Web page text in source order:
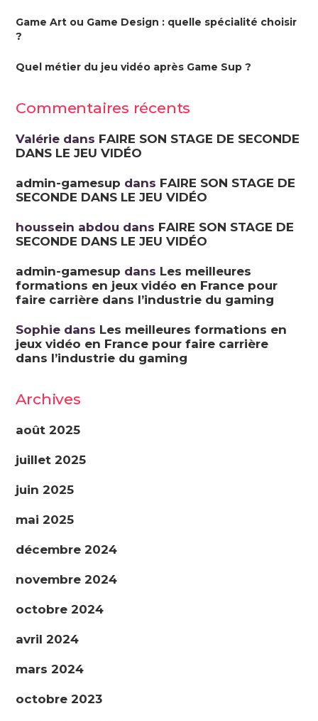
Game Art ou Game Design : quelle spécialité choisir
?
Quel métier du jeu vidéo après Game Sup ?
Commentaires récents
Valérie dans FAIRE SON STAGE DE SECONDE
DANS LE JEU VIDÉO
admin-gamesup dans FAIRE SON STAGE DE
SECONDE DANS LE JEU VIDÉO
houssein abdou dans FAIRE SON STAGE DE
SECONDE DANS LE JEU VIDÉO
admin-gamesup dans Les meilleures
formations en jeux vidéo en France pour
faire carrière dans l’industrie du gaming
Sophie dans Les meilleures formations en
jeux vidéo en France pour faire carrière
dans l’industrie du gaming
Archives
août 2025
juillet 2025
juin 2025
mai 2025
décembre 2024
novembre 2024
octobre 2024
avril 2024
mars 2024
octobre 2023